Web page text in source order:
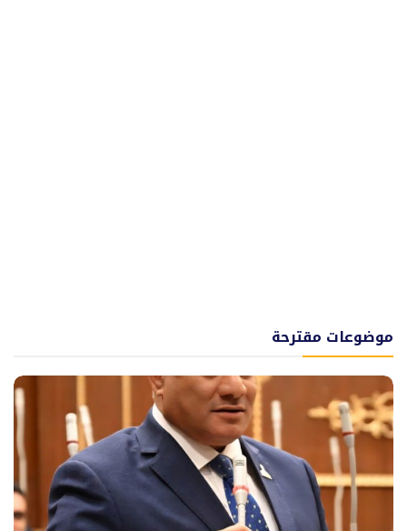
موضوعات مقترحة